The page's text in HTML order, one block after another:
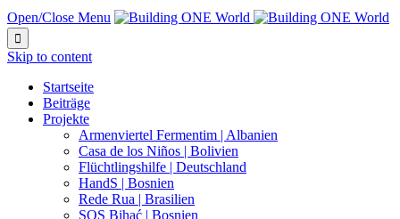
Open/Close Menu

Skip to content
Startseite
Beiträge
Projekte
Armenviertel Fermentim | Albanien
Casa de los Niños | Bolivien
Flüchtlingshilfe | Deutschland
HandS | Bosnien
Rede Rua | Brasilien
SOS Bihać | Bosnien